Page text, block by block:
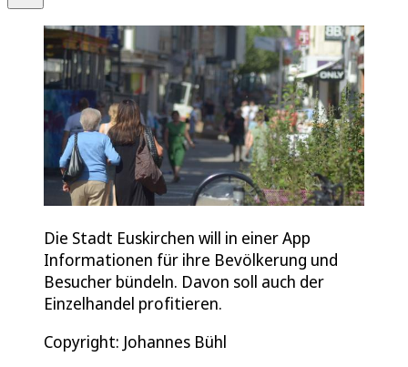
Die Stadt Euskirchen will in einer App
Informationen für ihre Bevölkerung und
Besucher bündeln. Davon soll auch der
Einzelhandel profitieren.
Copyright: Johannes Bühl